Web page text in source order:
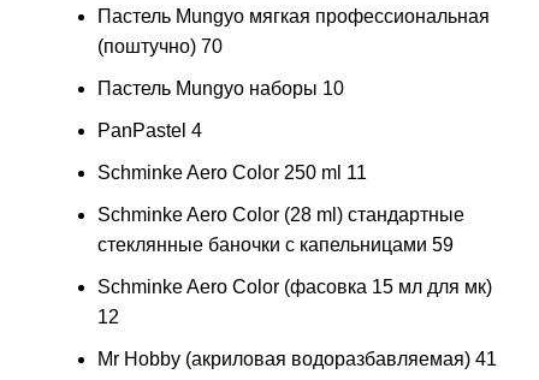
Пастель Mungyo мягкая профессиональная
(поштучно) 70
Пастель Mungyo наборы 10
PanPastel 4
Schminke Aero Color 250 ml 11
Schminke Aero Color (28 ml) стандартные
стеклянные баночки с капельницами 59
Schminke Aero Color (фасовка 15 мл для мк)
12
Mr Hobby (акриловая водоразбавляемая) 41